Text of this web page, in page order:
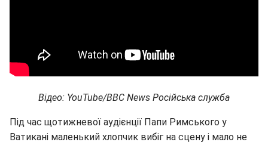
Відео: YouTube/BBC News Російська служба
Під час щотижневої аудієнції Папи Римського у
Ватикані маленький хлопчик вибіг на сцену і мало не